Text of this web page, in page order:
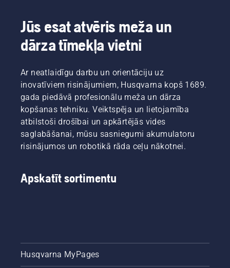
rokā
turamo
produktu
nodaļas
atnākšanai
Šeit ir
vienkārši
izpildāmi
rudens
zāliena
kopšanas
padomi,
palīdzēs
jums
ideālam
vispirms
iepazīstiet
iekārtas
Jūs esat atvēris meža un
dārza tīmekļa vietni
Ar neatlaidīgu darbu un orientāciju uz
inovatīviem risinājumiem, Husqvarna kopš 1689.
gada piedāvā profesionālu meža un dārza
kopšanas tehniku. Veiktspēja un lietojamība
atbilstoši drošībai un apkārtējās vides
saglabāšanai, mūsu sasniegumi akumulatoru
risinājumos un robotikā rāda ceļu nākotnei.
Apskatīt sortimentu
Husqvarna MyPages